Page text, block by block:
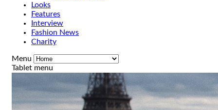
Looks
Features
Interview
Fashion News
Charity
Menu
Tablet menu